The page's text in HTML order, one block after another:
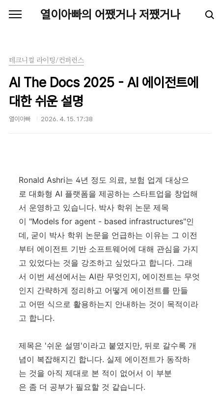
열이아빠의 어쨌거나 저쨌거나
테크니컬 라이팅/컨퍼런스
AI The Docs 2025 - AI 에이전트에
대한 쉬운 설명
열이아빠 2026. 4. 15. 17:38
Ronald Ashri는 4년 정도 의료, 보험 업계 대상으
로 대화형 AI 플랫폼을 제공하는 스타트업을 창업해
서 운영하고 있습니다. 박사 학위 논문 제목
이 "Models for agent - based infrastructures"인
데, 굳이 박사 학위 논문을 언급하는 이유는 그 이전
부터 에이전트 기반 소프트웨어에 대해 관심을 가지
고 있었다는 것을 강조하고 싶었다고 합니다. 그래
서 이번 세션에서는 AI란 무엇인지, 에이전트는 무엇
인지 간략하게 정리하고 어떻게 에이전트를 만들
고 어떤 식으로 활용하는지 안내하는 것이 목적이라
고 합니다.
제목은 '쉬운 설명'이라고 붙였지만, 뒤로 갈수록 개
념이 복잡해지긴 합니다. 실제 에이전트가 동작하
는 것을 아직 제대로 본 적이 없어서 이 부분
은 좀 더 공부가 필요할 것 같습니다.